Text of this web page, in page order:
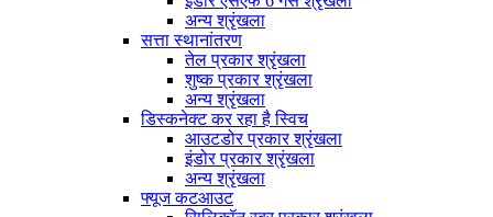
अन्य श्रृंखला
सत्ता स्थानांतरण
तेल प्रकार श्रृंखला
शुष्क प्रकार श्रृंखला
अन्य श्रृंखला
डिस्कनेक्ट कर रहा है स्विच
आउटडोर प्रकार श्रृंखला
इंडोर प्रकार श्रृंखला
अन्य श्रृंखला
फ्यूज कटआउट